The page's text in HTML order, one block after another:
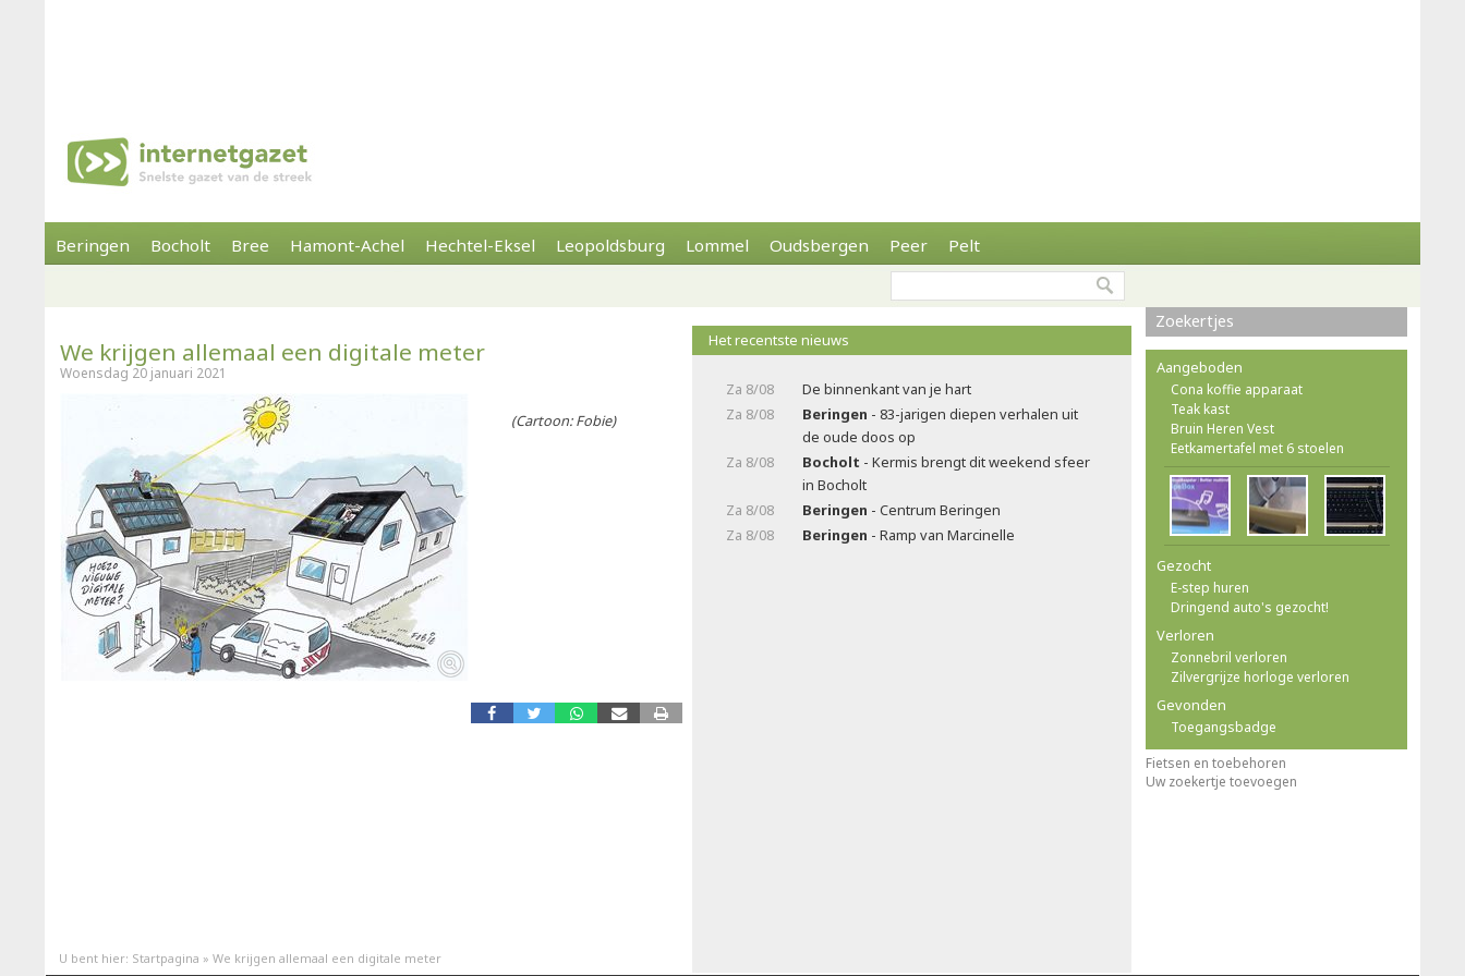
Beringen Bocholt Bree Hamont-Achel Hechtel-Eksel Leopoldsburg Lommel Oudsbergen Peer Pelt
We krijgen allemaal een digitale meter
Woensdag 20 januari 2021
(Cartoon: Fobie)
Het recentste nieuws
Za 8/08
De binnenkant van je hart
Za 8/08
Beringen - 83-jarigen diepen verhalen uit
de oude doos op
Za 8/08
Bocholt - Kermis brengt dit weekend sfeer
in Bocholt
Za 8/08
Beringen - Centrum Beringen
Za 8/08
Beringen - Ramp van Marcinelle
Zoekertjes
Aangeboden
Cona koffie apparaat
Teak kast
Bruin Heren Vest
Eetkamertafel met 6 stoelen
Gezocht
E-step huren
Dringend auto's gezocht!
Verloren
Zonnebril verloren
Zilvergrijze horloge verloren
Gevonden
Toegangsbadge
Fietsen en toebehoren
Uw zoekertje toevoegen
U bent hier: Startpagina » We krijgen allemaal een digitale meter